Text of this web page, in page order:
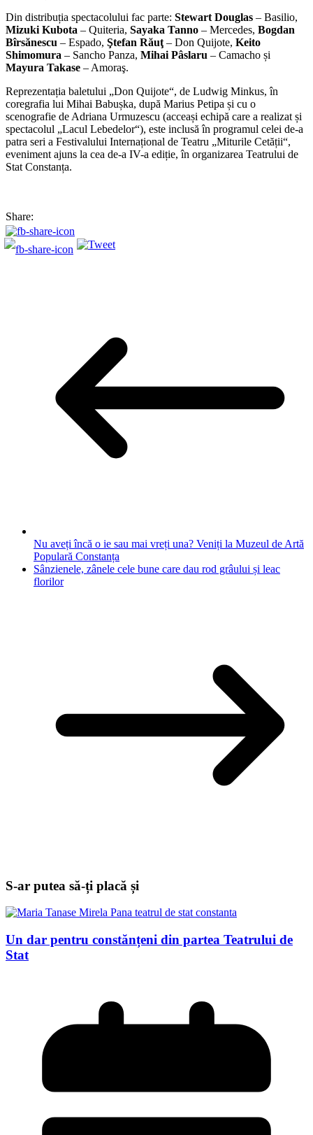
Din distribuția spectacolului fac parte: Stewart Douglas – Basilio,
Mizuki Kubota – Quiteria, Sayaka Tanno – Mercedes, Bogdan
Bîrsănescu – Espado, Ştefan Răuţ – Don Quijote, Keito
Shimomura – Sancho Panza, Mihai Pâslaru – Camacho și
Mayura Takase – Amoraş.
Reprezentația baletului „Don Quijote“, de Ludwig Minkus, în
coregrafia lui Mihai Babușka, după Marius Petipa și cu o
scenografie de Adriana Urmuzescu (acceași echipă care a realizat și
spectacolul „Lacul Lebedelor“), este inclusă în programul celei de-a
patra seri a Festivalului Internațional de Teatru „Miturile Cetății“,
eveniment ajuns la cea de-a IV-a ediție, în organizarea Teatrului de
Stat Constanța.
Share:
Nu aveți încă o ie sau mai vreți una? Veniți la Muzeul de Artă
Populară Constanța
Sânzienele, zânele cele bune care dau rod grâului și leac
florilor
S-ar putea să-ți placă și
Un dar pentru constănțeni din partea Teatrului de
Stat